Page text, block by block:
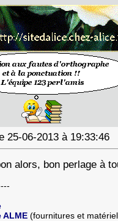
25-06-2013 à 19:33:46
alors, bon perlage à
ALME (fournitures et